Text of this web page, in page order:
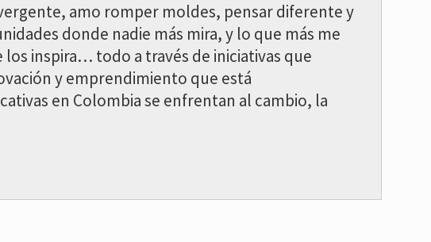
amo romper moldes, pensar diferente y
donde nadie más mira, y lo que más me
inspira… todo a través de iniciativas que
y emprendimiento que está
en Colombia se enfrentan al cambio, la